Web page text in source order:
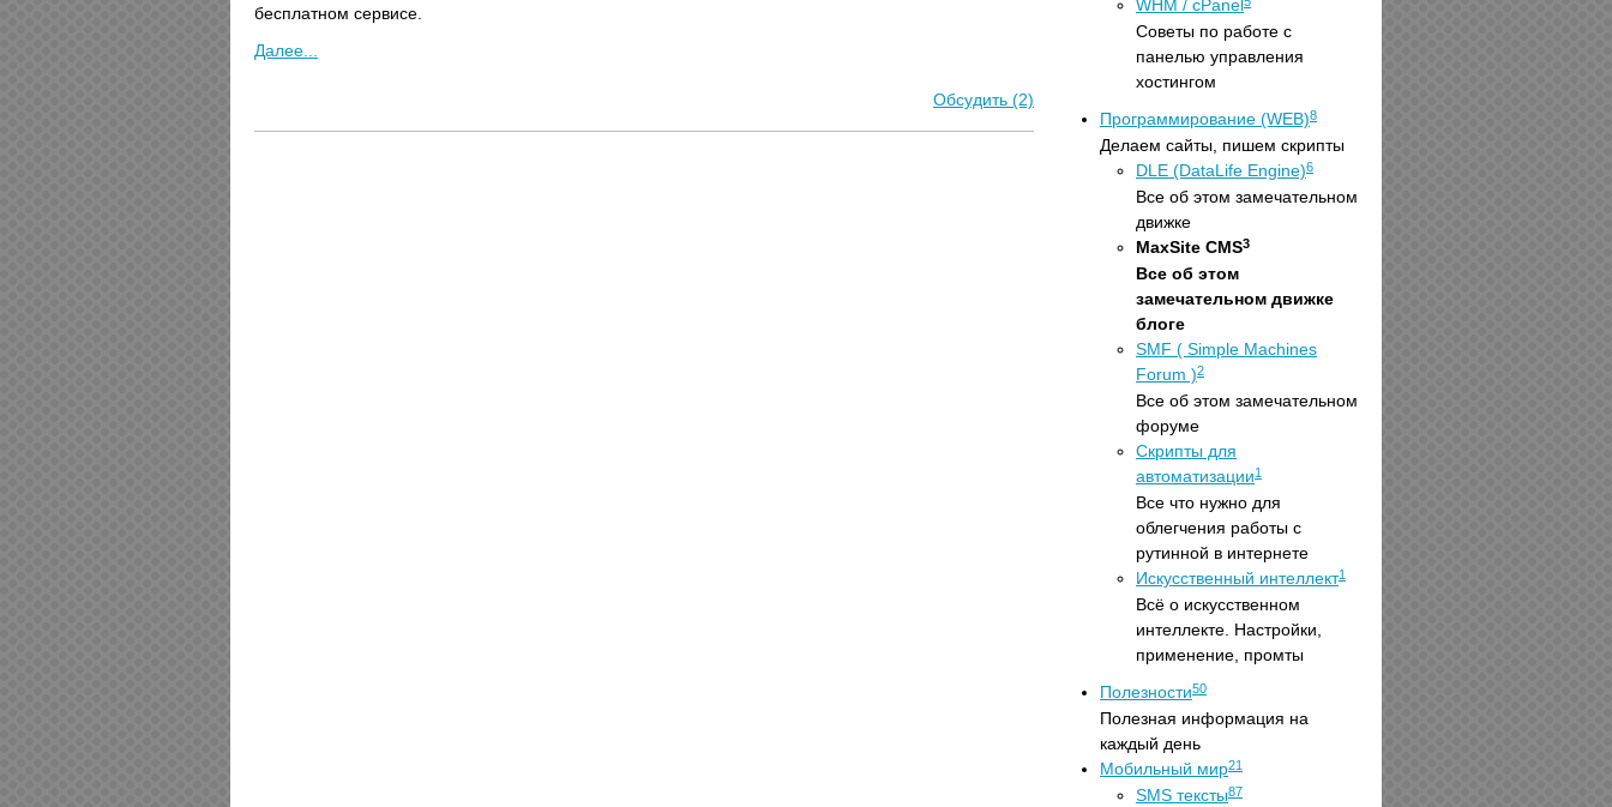
бесплатном сервисе.
Далее...
Обсудить (2)
WHM / cPanel
Советы по работе с
панелью управления
хостингом
Программирование (WEB)8
Делаем сайты, пишем скрипты
DLE (DataLife Engine)6
Все об этом замечательном
движке
MaxSite CMS3
Все об этом
замечательном движке
блоге
SMF ( Simple Machines
Forum )2
Все об этом замечательном
форуме
Скрипты для
автоматизации1
Все что нужно для
облегчения работы с
рутинной в интернете
Искусственный интеллект1
Всё о искусственном
интеллекте. Настройки,
применение, промты
Полезности50
Полезная информация на
каждый день
Мобильный мир21
SMS тексты87